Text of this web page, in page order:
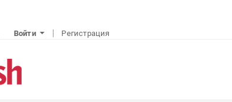
Войти Регистрация